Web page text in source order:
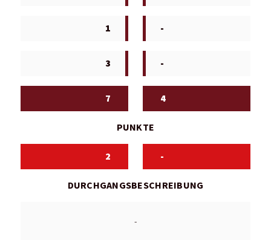
1 -
3 -
7 4
PUNKTE
2 -
DURCHGANGSBESCHREIBUNG
-